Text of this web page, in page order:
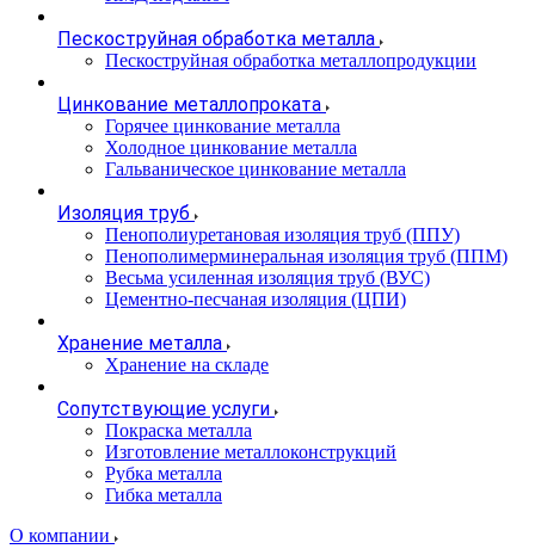
Пескоструйная обработка металла
Пескоструйная обработка металлопродукции
Цинкование металлопроката
Горячее цинкование металла
Холодное цинкование металла
Гальваническое цинкование металла
Изоляция труб
Пенополиуретановая изоляция труб (ППУ)
Пенополимерминеральная изоляция труб (ППМ)
Весьма усиленная изоляция труб (ВУС)
Цементно-песчаная изоляция (ЦПИ)
Хранение металла
Хранение на складе
Сопутствующие услуги
Покраска металла
Изготовление металлоконструкций
Рубка металла
Гибка металла
О компании